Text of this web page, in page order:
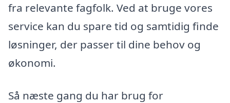
fra relevante fagfolk. Ved at bruge vores
service kan du spare tid og samtidig finde
løsninger, der passer til dine behov og
økonomi.
Så næste gang du har brug for